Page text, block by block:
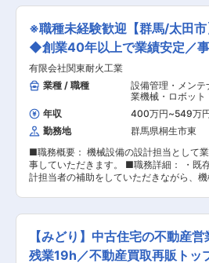
力化に貢献しており、海外を中心に需要
ています。 ■その他魅力情報 ・出張頻度少なめ
・転勤はございません ・自宅が遠方の28
の独身男性限定の寮あり ∟遠方の定義：
km以上にお住まいの方 ■当社について 当社は、
クラッチ・ブレーキ分野で世界的に評価
群馬発のグローバルメーカーです。特に
コン用クラッチでは、世界トップシェアを
います。製品ラインナップは5,000種以上
に幅広く、自動車・工作機械・農業・医療
様な分野で活躍しており、世界6か国に生
を持っています。今後は、世界の業界の50
に認知してもらえる会社（世界の全ての工
ます。年間休日126日や充実した福利厚生
り、研修体制も重視実していて、中途入
範囲：会社の定める業務
解・分析、検査員などの要員管理 ・品質
の作成、品質管理基準に基づく製品検査
各工程の歩留りのマネジメント ・プロセ
テム面の問題解析および改善、メンバー
教育や指導、製品組立の指導 ◆魅力・強み：
（1）主な取引先はレジャー産業大手の
『SANKYO』であり業績も安定した企業
（2）金型設計から組立まで当社で一気通
品化できることが強みです。顧客の手間が
ことがメリットとなり、継続的な受注が顧
得られています。 （3）販売先業界として
ンコ、自動車、玩具、事務用品など多岐
様々な業界へアプローチが可能＆経営の
散ができています。プラスチックは軽量化
できるため、ますまず自動車業界でもニー
してきております。 ■企業情報： プラスチック
2007年よりは樹脂めっきにも着手し、お
ため、また産業発展のため、常に邁進し
ました。 当社は「夢」「ビジョン」を揚
※職種未経験歓迎【群馬/太田
◆創業40年以上で業績安定／
採用
有限会社関東耐火工業
業種 / 職種
設備管理・メンテ
業機械・ロボッ
年収
400万円~549万
勤務地
群馬県桐生市東
■職務概要： 機械設備の設計担当として
事していただきます。 ■職務詳細： ・既存の設
計担当者の補助をしていただきながら、機
図面制作 ※2DCAD使用 ・機械設備や炉を
改修するにあたっての現地調査 ・納品時の
ーや材料手配、見積作成など ※関東に限
国各地（東北、関西、九州など）のお客
【みどり】中古住宅の不動産
残業19h／不動産買取再販トッ